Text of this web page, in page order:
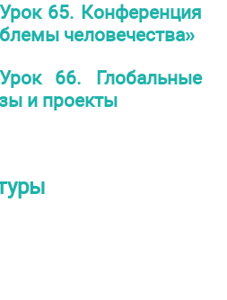
Урок 65. Конференция
человечества»
Урок 66. Глобальные
и проекты